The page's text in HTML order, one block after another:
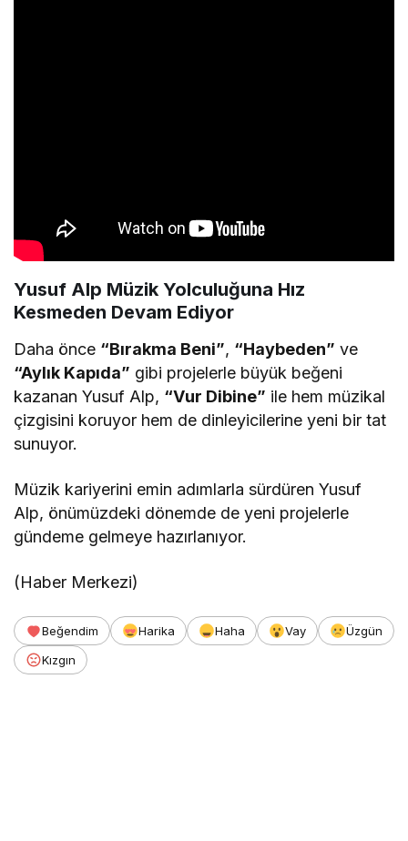
Yusuf Alp Müzik Yolculuğuna Hız
Kesmeden Devam Ediyor
Daha önce “Bırakma Beni”, “Haybeden” ve
“Aylık Kapıda” gibi projelerle büyük beğeni
kazanan Yusuf Alp, “Vur Dibine” ile hem müzikal
çizgisini koruyor hem de dinleyicilerine yeni bir tat
sunuyor.
Müzik kariyerini emin adımlarla sürdüren Yusuf
Alp, önümüzdeki dönemde de yeni projelerle
gündeme gelmeye hazırlanıyor.
(Haber Merkezi)
Beğendim Harika Haha Vay
Üzgün
Kızgın